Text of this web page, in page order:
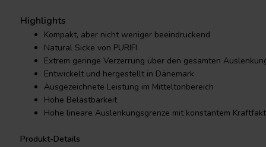
Highlights
Kompakt, aber nicht weniger beeindruckend
Natural Sicke von PURIFI
Extrem geringe Verzerrung über den gesamten
Entwickelt und hergestellt in Dänemark
Ausgezeichnete Leistung im Mitteltonbereich
Hohe Belastbarkeit
Hohe lineare Auslenkungsgrenze mit konstantem
Produkt-Details